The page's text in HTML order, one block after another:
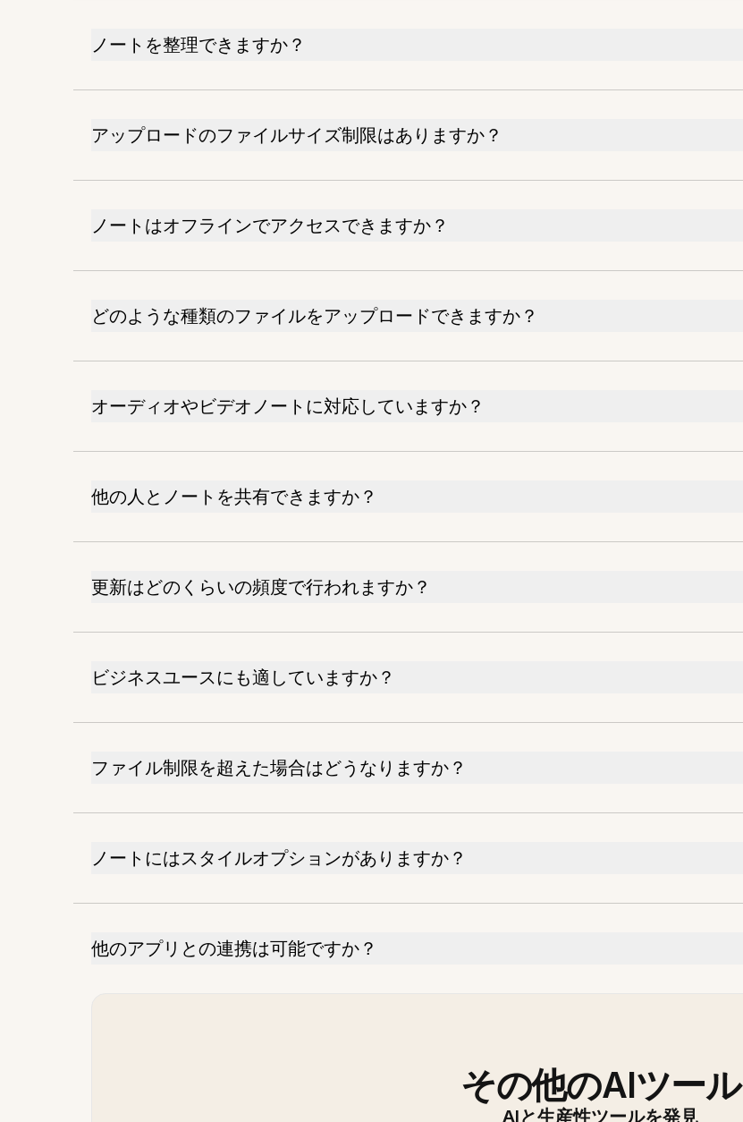
ノートを整理できますか？
アップロードのファイルサイズ制限はありますか？
ノートはオフラインでアクセスできますか？
どのような種類のファイルをアップロードできますか？
オーディオやビデオノートに対応していますか？
他の人とノートを共有できますか？
更新はどのくらいの頻度で行われますか？
ビジネスユースにも適していますか？
ファイル制限を超えた場合はどうなりますか？
ノートにはスタイルオプションがありますか？
他のアプリとの連携は可能ですか？
その他のAIツール
AIと生産性ツールを発見